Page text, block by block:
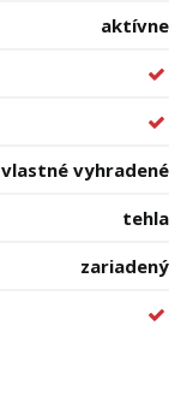
aktívne
vlastné vyhradené
tehla
zariadený